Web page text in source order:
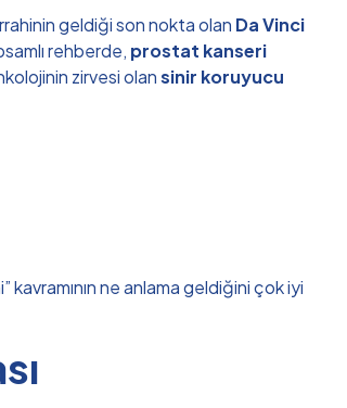
geldiği son nokta olan Da Vinci
rehberde, prostat kanseri
zirvesi olansinir koruyucu
ne anlama geldiğini çok iyi